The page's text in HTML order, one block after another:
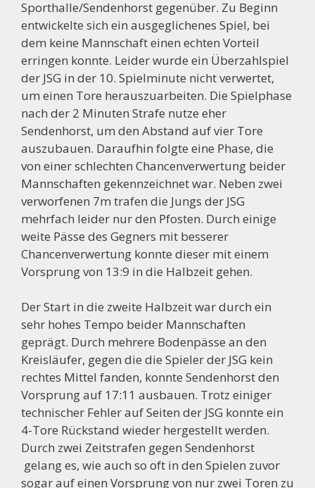
Sporthalle/Sendenhorst gegenüber. Zu Beginn
entwickelte sich ein ausgeglichenes Spiel, bei
dem keine Mannschaft einen echten Vorteil
erringen konnte. Leider wurde ein Überzahlspiel
der JSG in der 10. Spielminute nicht verwertet,
um einen Tore herauszuarbeiten. Die Spielphase
nach der 2 Minuten Strafe nutze eher
Sendenhorst, um den Abstand auf vier Tore
auszubauen. Daraufhin folgte eine Phase, die
von einer schlechten Chancenverwertung beider
Mannschaften gekennzeichnet war. Neben zwei
verworfenen 7m trafen die Jungs der JSG
mehrfach leider nur den Pfosten. Durch einige
weite Pässe des Gegners mit besserer
Chancenverwertung konnte dieser mit einem
Vorsprung von 13:9 in die Halbzeit gehen.
Der Start in die zweite Halbzeit war durch ein
sehr hohes Tempo beider Mannschaften
geprägt. Durch mehrere Bodenpässe an den
Kreisläufer, gegen die die Spieler der JSG kein
rechtes Mittel fanden, konnte Sendenhorst den
Vorsprung auf 17:11 ausbauen. Trotz einiger
technischer Fehler auf Seiten der JSG konnte ein
4-Tore Rückstand wieder hergestellt werden.
Durch zwei Zeitstrafen gegen Sendenhorst
gelang es, wie auch so oft in den Spielen zuvor
sogar auf einen Vorsprung von nur zwei Toren zu